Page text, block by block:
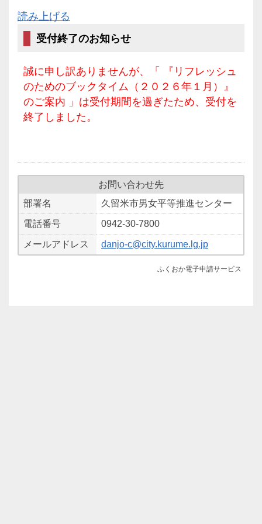
読み上げる
受付終了のお知らせ
誠に申し訳ありませんが、「 『リフレッシュ
のためのブックタイム（２０２６年１月）』
のご案内 」は受付期間を過ぎたため、受付を
終了しました。
お問い合わせ先
部署名
久留米市男女平等推進センター
電話番号 0942-30-7800
メールアドレス danjo-c@city.kurume.lg.jp
ふくおか電子申請サービス